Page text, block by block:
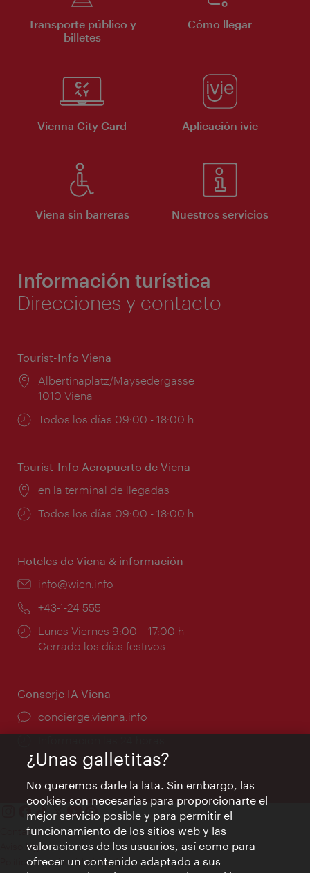
Transporte público y
billetes
Cómo llegar
Vienna City Card Aplicación ivie
Viena sin barreras Nuestros servicios
Información turística
Direcciones y contacto
Tourist-Info Viena
Lugar:
Albertinaplatz/Maysedergasse
1010 Viena
Horarios
Todos los días 09:00 - 18:00 h
Tourist-Info Aeropuerto de Viena
Lugar:
en la terminal de llegadas
Horarios
Todos los días 09:00 - 18:00 h
Hoteles de Viena & información
e-
info@wien.info
Teléfono:
+43-1-24 555
Horarios
de
Lunes-Viernes 9:00 – 17:00 h
Cerrado los días festivos
Conserje IA Viena
concierge.vienna.info
Contacto
Aviso legal
Política de privacidad de datos
¿Unas galletitas?
No queremos darle la lata. Sin embargo, las
cookies son necesarias para proporcionarte el
mejor servicio posible y para permitir el
funcionamiento de los sitios web y las
valoraciones de los usuarios, así como para
ofrecer un contenido adaptado a sus